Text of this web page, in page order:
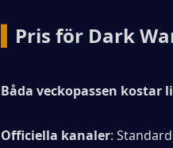
Pris för Dark
Båda veckopassen kostar
Officiella kanaler: